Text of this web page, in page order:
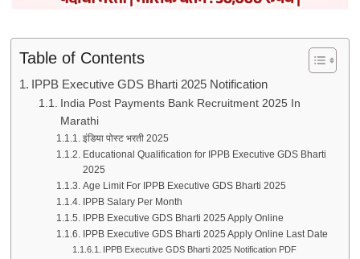
Table of Contents
IPPB Executive GDS Bharti 2025 Notification
India Post Payments Bank Recruitment 2025 In
Marathi
इंडिया पोस्ट भरती 2025
Educational Qualification for IPPB Executive GDS Bharti
2025
Age Limit For IPPB Executive GDS Bharti 2025
IPPB Salary Per Month
IPPB Executive GDS Bharti 2025 Apply Online
IPPB Executive GDS Bharti 2025 Apply Online Last Date
IPPB Executive GDS Bharti 2025 Notification PDF